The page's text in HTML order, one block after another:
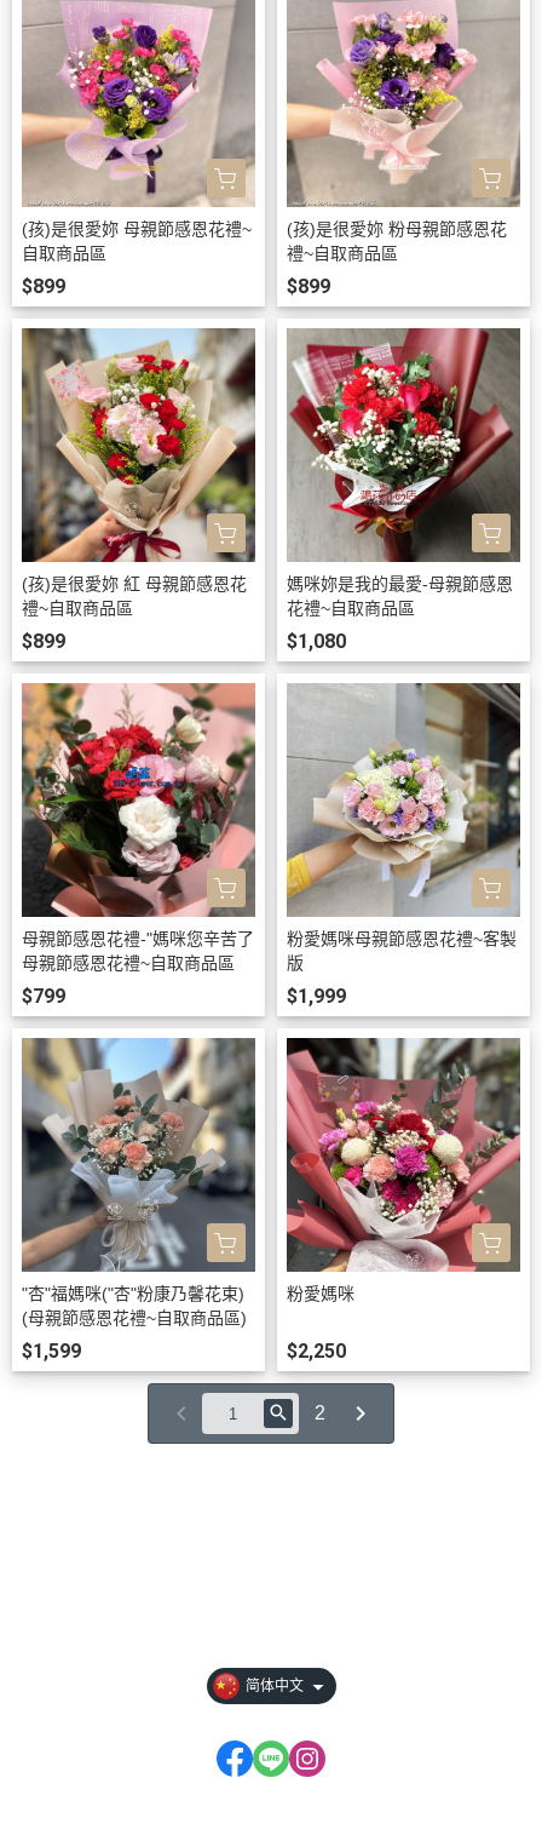
(孩)是很愛妳 母親節感恩花禮~
自取商品區
$899
(孩)是很愛妳 粉母親節感恩花
禮~自取商品區
$899
(孩)是很愛妳 紅 母親節感恩花
禮~自取商品區
$899
媽咪妳是我的最愛-母親節感恩
花禮~自取商品區
$1,080
母親節感恩花禮-"媽咪您辛苦了
母親節感恩花禮~自取商品區
$799
粉愛媽咪母親節感恩花禮~客製
版
$1,999
"杏"福媽咪("杏"粉康乃馨花束)
(母親節感恩花禮~自取商品區)
$1,599
粉愛媽咪
$2,250
2
简体中文